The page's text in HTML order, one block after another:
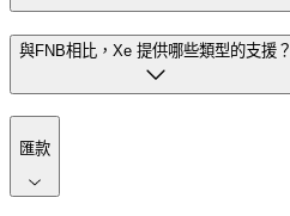
與FNB相比，Xe 提供哪些類型的支援？
匯款